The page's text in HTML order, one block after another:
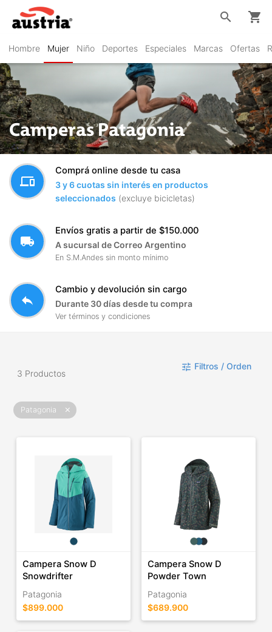
Hombre Mujer Niño Deportes Especiales Marcas Ofertas
search shopping_cart
Camperas Patagonia
devices
Comprá online desde tu casa
3 y 6 cuotas sin interés en productos
seleccionados (excluye bicicletas)
local_shipping
Envíos gratis a partir de $150.000
A sucursal de Correo Argentino
En S.M.Andes sin monto mínimo
reply
Cambio y devolución sin cargo
Durante 30 días desde tu compra
Ver términos y condiciones
3 Productos
tune Filtros / Orden
Patagonia close
Campera Snow D
Snowdrifter
Patagonia
$899.000
Campera Snow D
Powder Town
Patagonia
$689.900